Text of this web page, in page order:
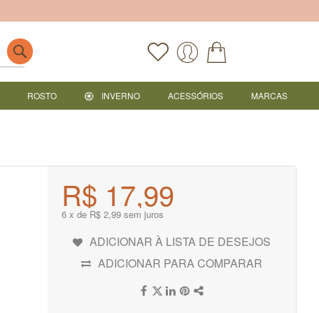
ROSTO INVERNO ACESSÓRIOS MARCAS
R$ 17,99
6 x de R$ 2,99 sem juros
ADICIONAR À LISTA DE DESEJOS
ADICIONAR PARA COMPARAR